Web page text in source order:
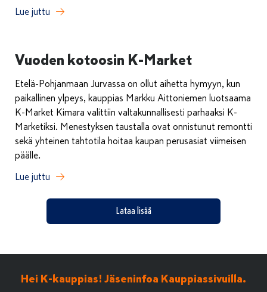
Lue juttu
Vuoden kotoosin K-Market
Etelä-Pohjanmaan Jurvassa on ollut aihetta hymyyn, kun
paikallinen ylpeys, kauppias Markku Aittoniemen luotsaama
K-Market Kimara valittiin valtakunnallisesti parhaaksi K-
Marketiksi. Menestyksen taustalla ovat onnistunut remontti
sekä yhteinen tahtotila hoitaa kaupan perusasiat viimeisen
päälle.
Lue juttu
Lataa lisää
Hei K-kauppias! Jäseninfoa Kauppiassivuilla.